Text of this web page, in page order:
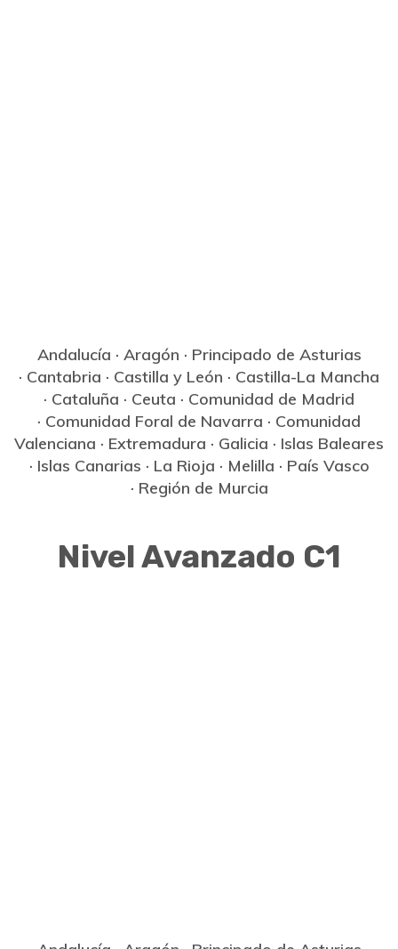
Andalucía · Aragón · Principado de Asturias
· Cantabria · Castilla y León · Castilla-La Mancha
· Cataluña · Ceuta · Comunidad de Madrid
· Comunidad Foral de Navarra · Comunidad
Valenciana · Extremadura · Galicia · Islas Baleares
· Islas Canarias · La Rioja · Melilla · País Vasco
· Región de Murcia
Nivel Avanzado C1